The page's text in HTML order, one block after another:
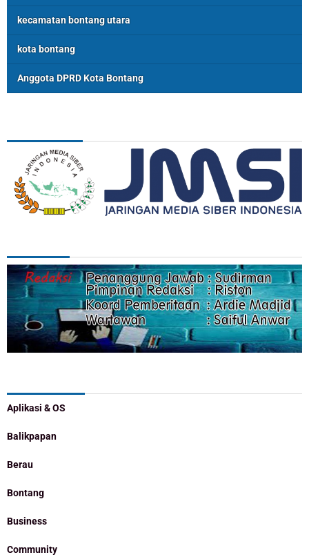
kecamatan bontang utara
kota bontang
Anggota DPRD Kota Bontang
Aplikasi & OS
Balikpapan
Berau
Bontang
Business
Community